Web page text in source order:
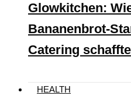
Glowkitchen:
Bananenbrot-
Catering schaffte
HEALTH